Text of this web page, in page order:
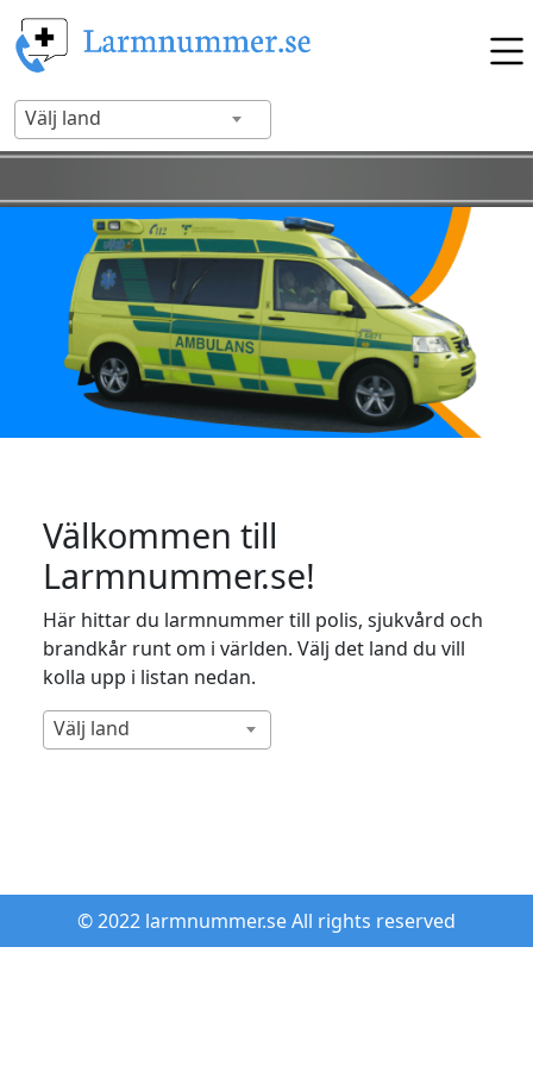
Välj land
Välkommen till
Larmnummer.se!
Här hittar du larmnummer till polis, sjukvård och
brandkår runt om i världen. Välj det land du vill
kolla upp i listan nedan.
Välj land
© 2022 larmnummer.se All rights reserved